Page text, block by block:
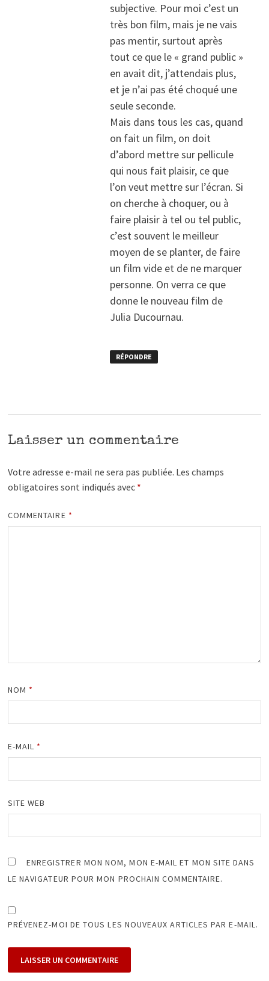
subjective. Pour moi c’est un
très bon film, mais je ne vais
pas mentir, surtout après
tout ce que le « grand public »
en avait dit, j’attendais plus,
et je n’ai pas été choqué une
seule seconde.
Mais dans tous les cas, quand
on fait un film, on doit
d’abord mettre sur pellicule
qui nous fait plaisir, ce que
l’on veut mettre sur l’écran. Si
on cherche à choquer, ou à
faire plaisir à tel ou tel public,
c’est souvent le meilleur
moyen de se planter, de faire
un film vide et de ne marquer
personne. On verra ce que
donne le nouveau film de
Julia Ducournau.
RÉPONDRE
Laisser un commentaire
Votre adresse e-mail ne sera pas publiée. Les champs
obligatoires sont indiqués avec *
COMMENTAIRE *
NOM *
E-MAIL *
SITE WEB
ENREGISTRER MON NOM, MON E-MAIL ET MON SITE DANS
LE NAVIGATEUR POUR MON PROCHAIN COMMENTAIRE.
PRÉVENEZ-MOI DE TOUS LES NOUVEAUX ARTICLES PAR E-MAIL.